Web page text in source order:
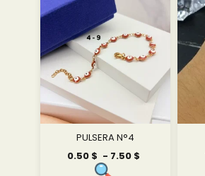
PULSERA N°4
0.50 $ - 7.50 $